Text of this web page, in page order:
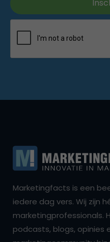
Marketingfacts is een
iedere dag vers. Wij zijn
marketingprofessionals.
podcasts, blogs, opinies